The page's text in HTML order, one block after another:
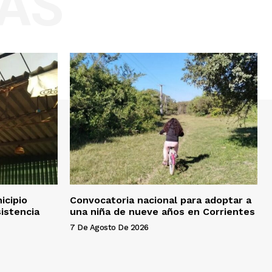
Convocatoria nacional para adoptar a
una niña de nueve años en Corrientes
7 De Agosto De 2026